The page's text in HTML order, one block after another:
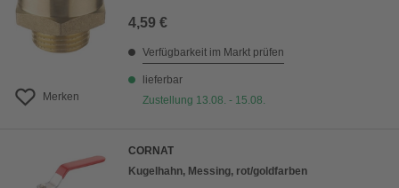
Merken
4,59 €
Verfügbarkeit im Markt prüfen
lieferbar
Zustellung 13.08. - 15.08.
CORNAT
Kugelhahn, Messing, rot/goldfarben